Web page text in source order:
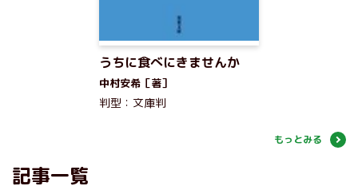
うちに食べにきませんか
中村安希［著］
判型：文庫判
もっとみる
記事一覧